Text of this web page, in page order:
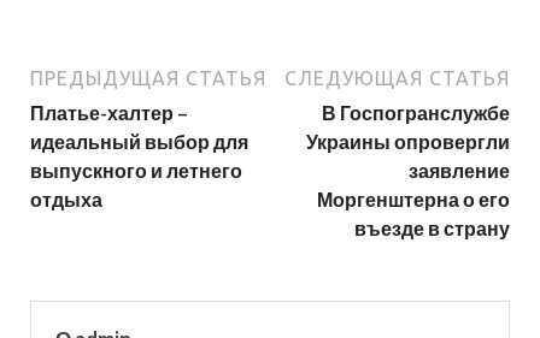
ПРЕДЫДУЩАЯ СТАТЬЯ
Платье-халтер –
идеальный выбор для
выпускного и летнего
отдыха
СЛЕДУЮЩАЯ СТАТЬЯ
В Госпогранслужбе
Украины опровергли
заявление
Моргенштерна о его
въезде в страну